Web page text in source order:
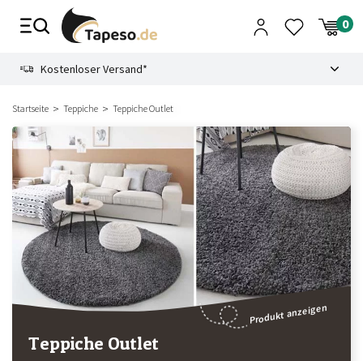
Zusammenbruch
Kostenloser Versand*
Startseite Teppiche Teppiche Outlet
Teppiche Outlet
Produkt anzeigen